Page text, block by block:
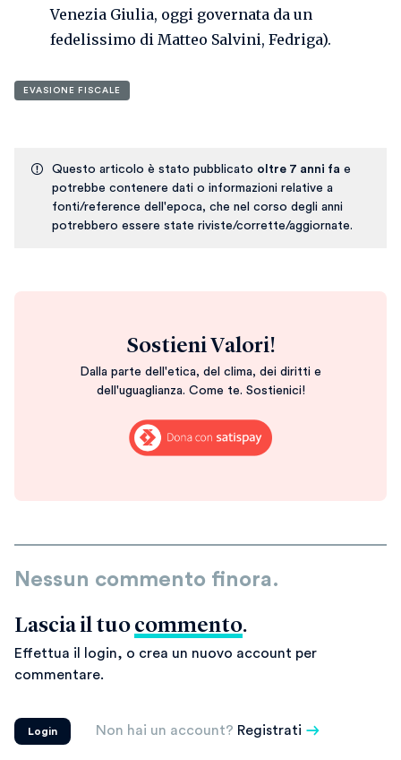
Venezia Giulia, oggi governata da un
fedelissimo di Matteo Salvini, Fedriga).
EVASIONE FISCALE
Questo articolo è stato pubblicato oltre 7 anni fa e
potrebbe contenere dati o informazioni relative a
fonti/reference dell'epoca, che nel corso degli anni
potrebbero essere state riviste/corrette/aggiornate.
Sostieni Valori!
Dalla parte dell'etica, del clima, dei diritti e
dell'uguaglianza. Come te. Sostienici!
Nessun commento finora.
Lascia il tuo commento.
Effettua il login, o crea un nuovo account per
commentare.
Login Non hai un account? Registrati